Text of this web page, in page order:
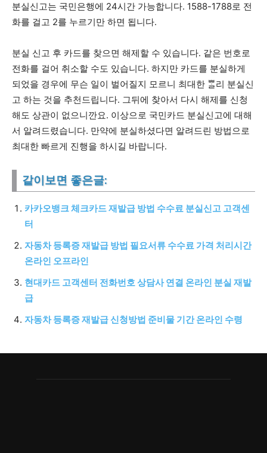
분실신고는 국민은행에 24시간 가능합니다. 1588-1788로 전
화를 걸고 2를 누르기만 하면 됩니다.
분실 신고 후 카드를 찾으면 해제할 수 있습니다. 같은 번호로
전화를 걸어 취소할 수도 있습니다. 하지만 카드를 분실하게
되었을 경우에 무슨 일이 벌어질지 모르니 최대한 ᄈᆞᆯ리 분실신
고 하는 것을 추천드립니다. 그뒤에 찾아서 다시 해제를 신청
해도 상관이 없으니깐요. 이상으로 국민카드 분실신고에 대해
서 알려드렸습니다. 만약에 분실하셨다면 알려드린 방법으로
최대한 빠르게 진행을 하시길 바랍니다.
같이보면 좋은글:
카카오뱅크 체크카드 재발급 방법 수수료 분실신고 고객센
터
자동차 등록증 재발급 방법 필요서류 수수료 가격 처리시간
온라인 오프라인
현대카드 고객센터 전화번호 상담사 연결 온라인 분실 재발
급
자동차 등록증 재발급 신청방법 준비물 기간 온라인 수령